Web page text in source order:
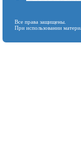
Все права защищены.
При использовании